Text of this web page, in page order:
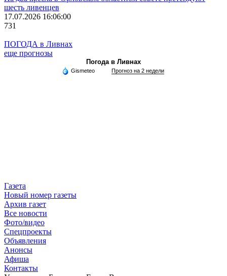
шесть ливенцев
17.07.2026 16:06:00
731
ПОГОДА в Ливнах
еще прогнозы
Погода в Ливнах
Gismeteo Прогноз на 2 недели
Газета
Новый номер газеты
Архив газет
Все новости
Фото/видео
Спецпроекты
Объявления
Анонсы
Афиша
Контакты